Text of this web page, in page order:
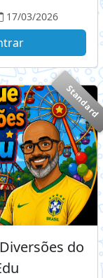
17/03/2026
Standard
do